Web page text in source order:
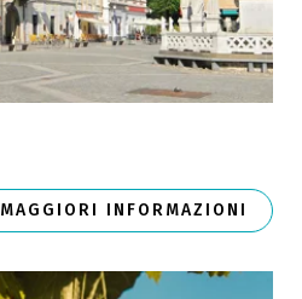
MAGGIORI INFORMAZIONI